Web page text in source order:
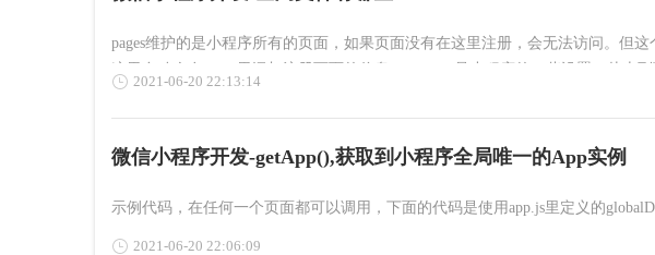
pages维护的是小程序所有的页面，如果页面没有在这里注册，会无法访问。但
2021-06-20 22:13:14
微信小程序开发-getApp(),获取到小程序全局唯一的App实例
示例代码，在任何一个页面都可以调用，下面的代码是使用app.js里定义的
2021-06-20 22:06:09